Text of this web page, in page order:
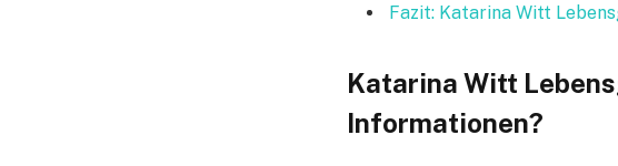
Fazit: Katarina Witt
Katarina Witt
Informationen?